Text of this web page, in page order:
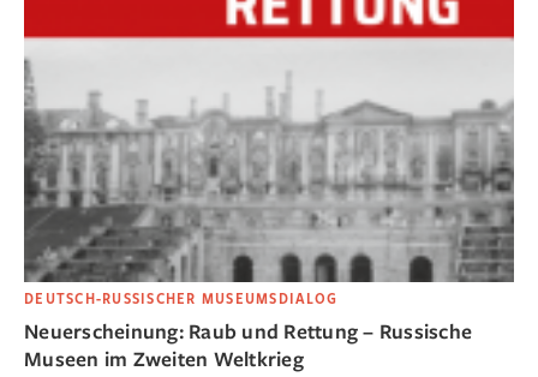
DEUTSCH-RUSSISCHER MUSEUMSDIALOG
Neuerscheinung: Raub und Rettung – Russische
Museen im Zweiten Weltkrieg